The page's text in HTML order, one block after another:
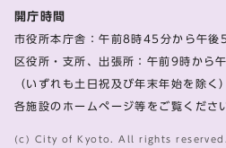
開庁時間
市役所本庁舎：午前8時45分から午
区役所・支所、出張所：午前9時から
（いずれも土日祝及び年末年始を除く
各施設のホームページ等をご覧くださ
(c) City of Kyoto. All rights reserved.